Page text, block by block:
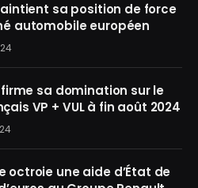
sa position de force
automobile européen
sa domination sur le
VP + VUL à fin août 2024
octroie une aide d’État de